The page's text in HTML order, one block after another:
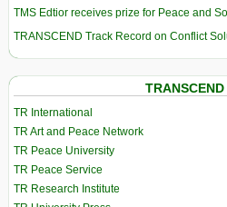
TMS Edtior receives prize for Peace and
TRANSCEND Track Record on Conflict
TR International
TR Art and Peace Network
TR Peace University
TR Peace Service
TR Research Institute